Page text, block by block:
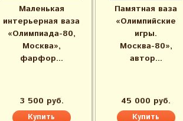
Маленькая
интерьерная ваза
«Олимпиада-80,
Москва»,
фарфор...
3 500 руб.
Памятная ваза
«Олимпийские
игры.
Москва-80»,
автор...
45 000 руб.